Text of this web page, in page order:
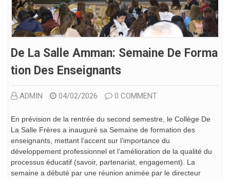
De La Salle Amman: Semaine De Forma
Tion Des Enseignants
ADMIN 04/02/2026 0 COMMENT
En prévision de la rentrée du second semestre, le Collège De
La Salle Frères a inauguré sa Semaine de formation des
enseignants, mettant l’accent sur l’importance du
développement professionnel et l’amélioration de la qualité du
processus éducatif (savoir, partenariat, engagement). La
semaine a débuté par une réunion animée par le directeur